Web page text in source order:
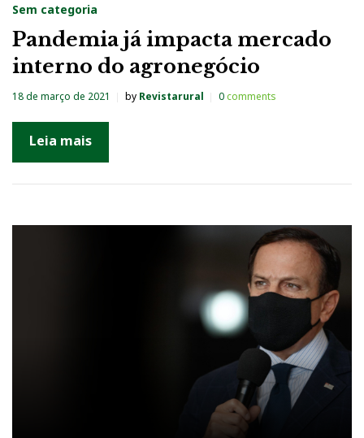
Sem categoria
Pandemia já impacta mercado
interno do agronegócio
18 de março de 2021 by Revistarural 0comments
Leia mais